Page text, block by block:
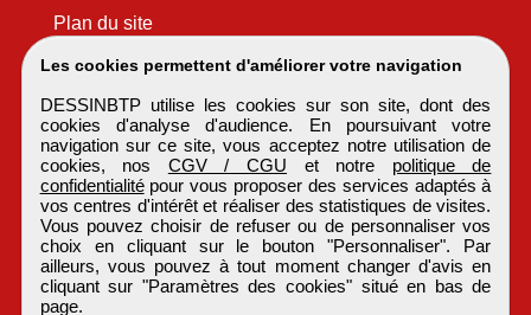
Les cookies permettent d'améliorer votre navigation
DESSINBTP utilise les cookies sur son site, dont des
cookies d'analyse d'audience. En poursuivant votre
navigation sur ce site, vous acceptez notre utilisation de
cookies, nos CGV / CGU et notre politique de
confidentialitépour vous proposer des services adaptés à
vos centres d'intérêt et réaliser des statistiques de visites.
Vous pouvez choisir de refuser ou de personnaliser vos
choix en cliquant sur le bouton "Personnaliser". Par
ailleurs, vous pouvez à tout moment changer d'avis en
cliquant sur "Paramètres des cookies" situé en bas de
page.
Plan du site